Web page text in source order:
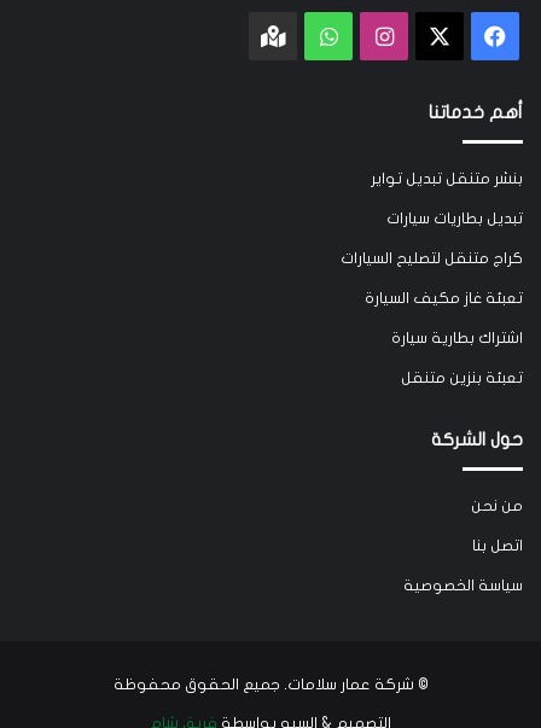
فيسبوك انستقرامواتسابGoogle
أهم خدماتنا
بنشر متنقل تبديل تواير
تبديل بطاريات سيارات
كراج متنقل لتصليح السيارات
تعبئة غاز مكيف السيارة
اشتراك بطارية سيارة
تعبئة بنزين متنقل
حول الشركة
من نحن
اتصل بنا
سياسة الخصوصية
© شركة عمار سلامات . جميع الحقوق محفوظة
التصميم & السيو بواسطة فريق شام